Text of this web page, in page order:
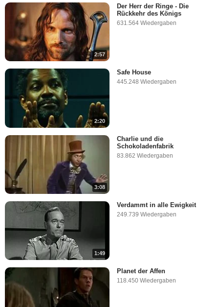
2:57
Der Herr der Ringe - Die
Rückkehr des Königs
631.564 Wiedergaben
2:20
Safe House
445.248 Wiedergaben
3:08
Charlie und die
Schokoladenfabrik
83.862 Wiedergaben
1:49
Verdammt in alle Ewigkeit
249.739 Wiedergaben
Planet der Affen
118.450 Wiedergaben